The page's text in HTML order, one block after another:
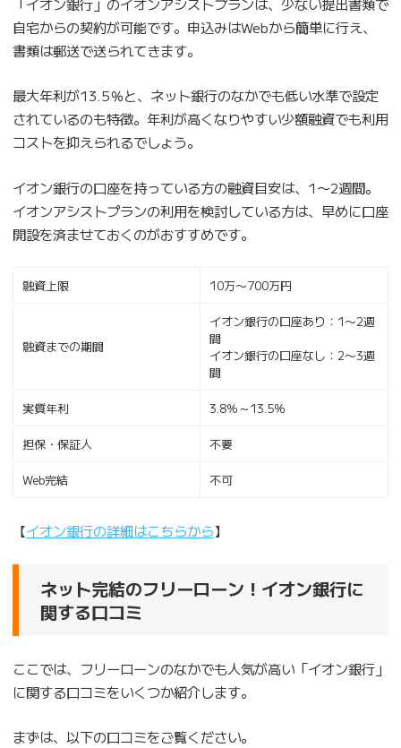
自宅からの契約が可能です。申込みはWebから簡単に行え、
書類は郵送で送られてきます。
最大年利が13.5％と、ネット銀行のなかでも低い水準で設定
されているのも特徴。年利が高くなりやすい少額融資でも利用
コストを抑えられるでしょう。
イオン銀行の口座を持っている方の融資目安は、1〜2週間。
イオンアシストプランの利用を検討している方は、早めに口座
開設を済ませておくのがおすすめです。
融資上限 10万〜700万円
融資までの期間
イオン銀行の口座あり：1〜2週
間
イオン銀行の口座なし：2〜3週
間
実質年利 3.8％～13.5％
担保・保証人 不要
Web完結 不可
【イオン銀行の詳細はこちらから】
ネット完結のフリーローン！イオン銀行に
関する口コミ
ここでは、フリーローンのなかでも人気が高い「イオン銀行」
に関する口コミをいくつか紹介します。
まずは、以下の口コミをご覧ください。